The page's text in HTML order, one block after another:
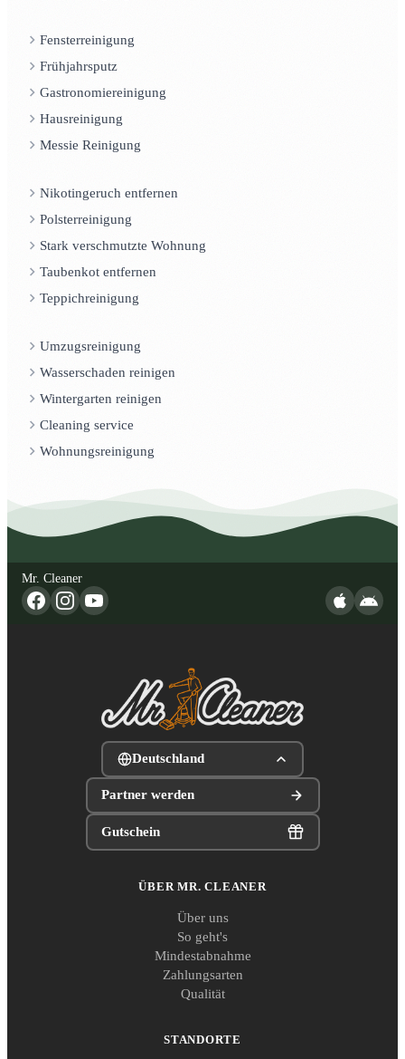
Fensterreinigung
Frühjahrsputz
Gastronomiereinigung
Hausreinigung
Messie Reinigung
Nikotingeruch entfernen
Polsterreinigung
Stark verschmutzte Wohnung
Taubenkot entfernen
Teppichreinigung
Umzugsreinigung
Wasserschaden reinigen
Wintergarten reinigen
Cleaning service
Wohnungsreinigung
Mr. Cleaner
Deutschland
Partner werden
Gutschein
ÜBER MR. CLEANER
Über uns
So geht's
Mindestabnahme
Zahlungsarten
Qualität
STANDORTE